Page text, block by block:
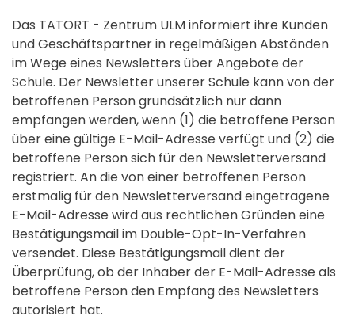
Das TATORT - Zentrum ULM informiert ihre Kunden
und Geschäftspartner in regelmäßigen Abständen
im Wege eines Newsletters über Angebote der
Schule. Der Newsletter unserer Schule kann von der
betroffenen Person grundsätzlich nur dann
empfangen werden, wenn (1) die betroffene Person
über eine gültige E-Mail-Adresse verfügt und (2) die
betroffene Person sich für den Newsletterversand
registriert. An die von einer betroffenen Person
erstmalig für den Newsletterversand eingetragene
E-Mail-Adresse wird aus rechtlichen Gründen eine
Bestätigungsmail im Double-Opt-In-Verfahren
versendet. Diese Bestätigungsmail dient der
Überprüfung, ob der Inhaber der E-Mail-Adresse als
betroffene Person den Empfang des Newsletters
autorisiert hat.